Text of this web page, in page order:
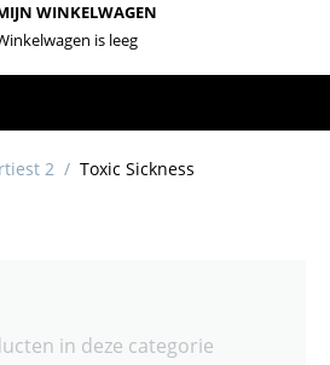
WINKELWAGEN
is leeg
2 / Toxic Sickness
in deze categorie